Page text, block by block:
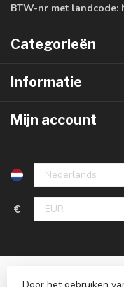
BTW-nr met landcode:
Categorieën
Informatie
Mijn account
€